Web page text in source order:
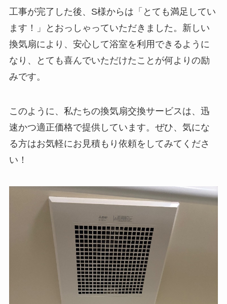
工事が完了した後、S様からは「とても満足してい
ます！」とおっしゃっていただきました。新しい
換気扇により、安心して浴室を利用できるように
なり、とても喜んでいただけたことが何よりの励
みです。
このように、私たちの換気扇交換サービスは、迅
速かつ適正価格で提供しています。ぜひ、気にな
る方はお気軽にお見積もり依頼をしてみてくださ
い！